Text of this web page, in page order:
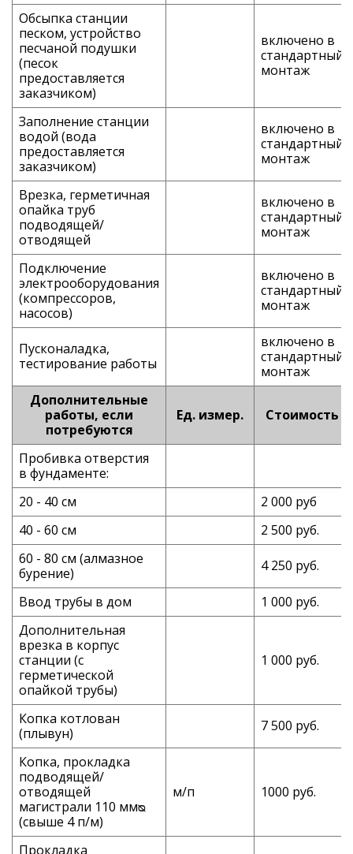
Обсыпка станции
песком, устройство
песчаной подушки
(песок
предоставляется
заказчиком)
включено в
стандартный
монтаж
Заполнение станции
водой (вода
предоставляется
заказчиком)
включено в
стандартный
монтаж
Врезка, герметичная
опайка труб
подводящей/
отводящей
включено в
стандартный
монтаж
Подключение
электрооборудования
(компрессоров,
насосов)
включено в
стандартный
монтаж
Пусконаладка,
тестирование работы
включено в
стандартный
монтаж
Дополнительные
работы, если
потребуются
Ед. измер. Стоимость
Пробивка отверстия
в фундаменте:
20 - 40 см
2 000 руб
40 - 60 см
2 500 руб.
60 - 80 см (алмазное
бурение)
4 250 руб.
Ввод трубы в дом
1 000 руб.
Дополнительная
врезка в корпус
станции (с
герметической
опайкой трубы)
1 000 руб.
Копка котлован
(плывун)
7 500 руб.
Копка, прокладка
подводящей/
отводящей
магистрали 110 ммᴓ
(свыше 4 п/м)
м/п 1000 руб.
Прокладка